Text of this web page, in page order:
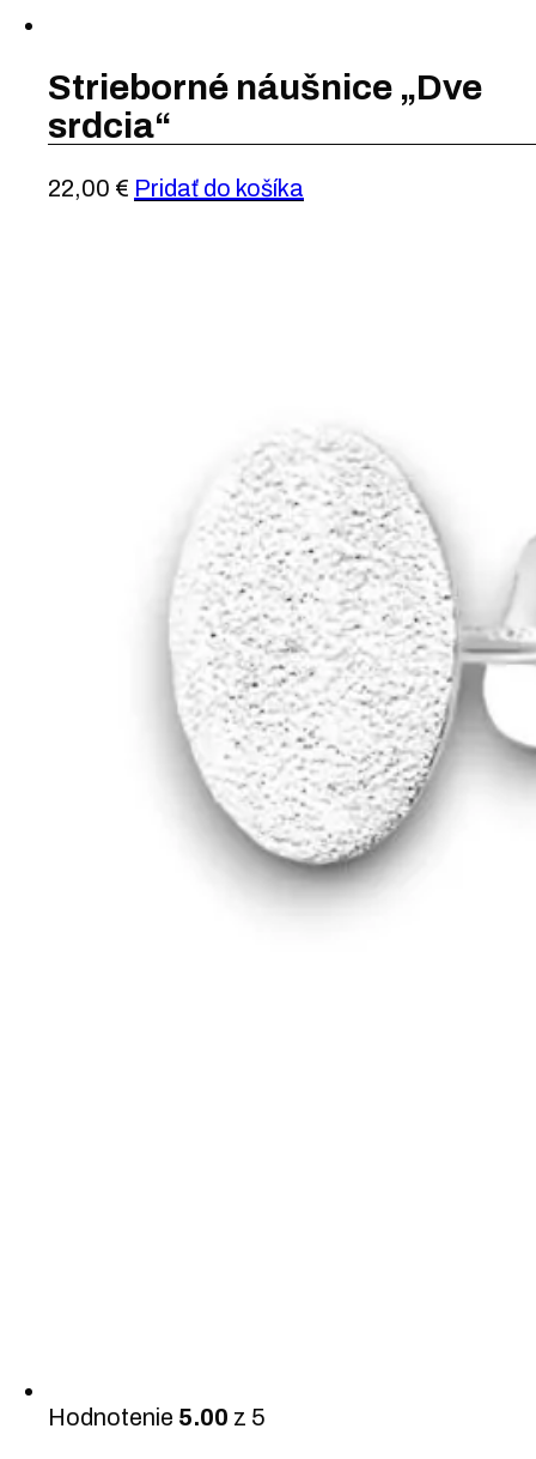
Strieborné náušnice „Dve
srdcia“
22,00 € Pridať do košíka
Hodnotenie 5.00 z 5